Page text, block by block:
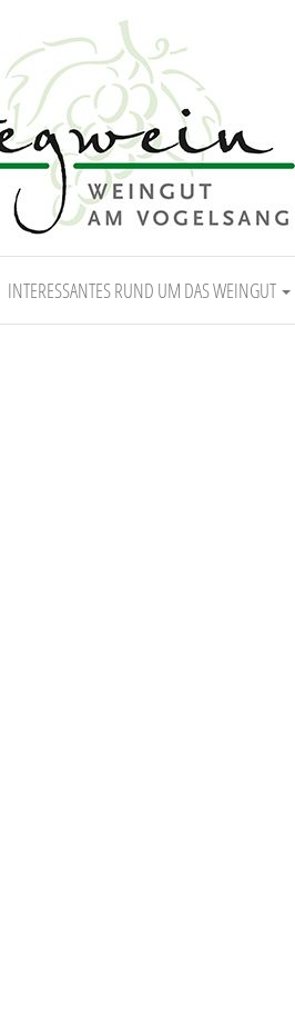
INTERESSANTES RUND UM DAS WEINGUT